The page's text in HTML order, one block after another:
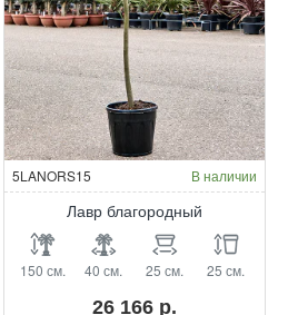
5LANORS15 В наличии
Лавр благородный
150 см. 40 см. 25 см. 25 см.
26 166 р.